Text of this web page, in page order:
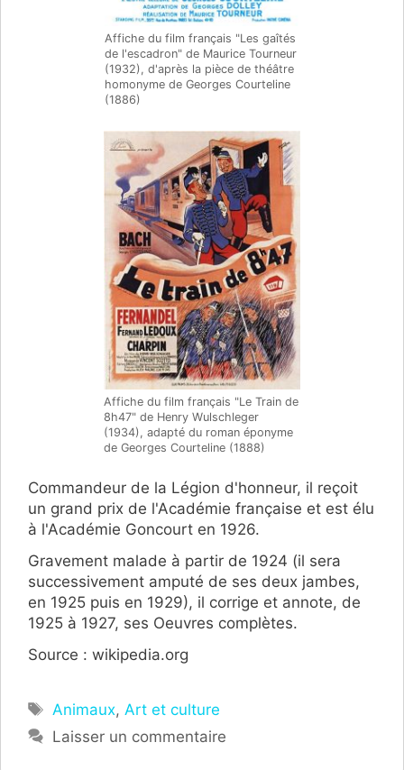
Affiche du film français "Les gaîtés
de l'escadron" de Maurice Tourneur
(1932), d'après la pièce de théâtre
homonyme de Georges Courteline
(1886)
Affiche du film français "Le Train de
8h47" de Henry Wulschleger
(1934), adapté du roman éponyme
de Georges Courteline (1888)
Commandeur de la Légion d'honneur, il reçoit
un grand prix de l'Académie française et est élu
à l'Académie Goncourt en 1926.
Gravement malade à partir de 1924 (il sera
successivement amputé de ses deux jambes,
en 1925 puis en 1929), il corrige et annote, de
1925 à 1927, ses Oeuvres complètes.
Source : wikipedia.org
Étiquettes
Animaux, Art et culture
Laisser un commentaire